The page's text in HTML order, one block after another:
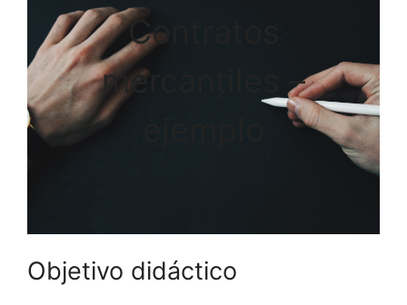
Contratos
mercantiles –
Objetivo didáctico